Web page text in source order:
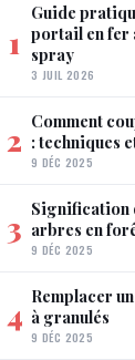
1
Guide
portail en fer
spray
3 JUIL 2026
2 Comment
: techniques
9 DÉC 2025
3 Signification
arbres en
9 DÉC 2025
4 Remplacer
à granulés
9 DÉC 2025